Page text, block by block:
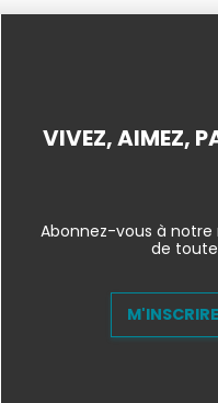
VIVEZ, AIMEZ,
Abonnez-vous à
de